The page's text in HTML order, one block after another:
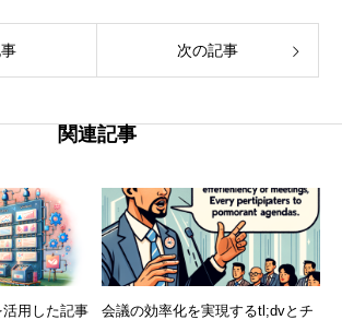
次の記事
関連記事
用した記事 会議の効率化を実現するtl;dvとチ